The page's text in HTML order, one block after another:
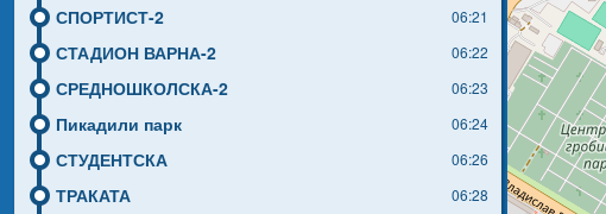
СПОРТИСТ-2 06:21
СТАДИОН ВАРНА-2 06:22
СРЕДНОШКОЛСКА-2 06:23
Пикадили парк 06:24
СТУДЕНТСКА 06:26
ТРАКАТА 06:28